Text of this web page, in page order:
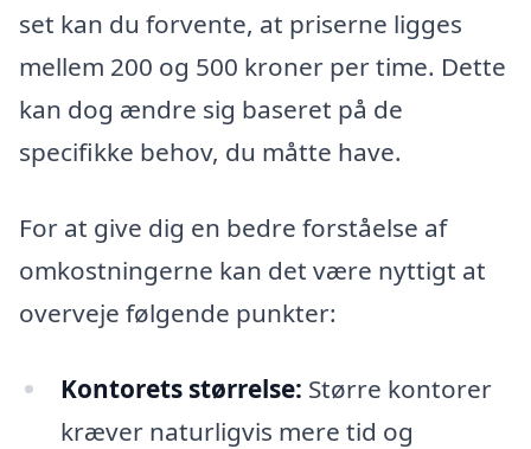
set kan du forvente, at priserne ligges
mellem 200 og 500 kroner per time. Dette
kan dog ændre sig baseret på de
specifikke behov, du måtte have.
For at give dig en bedre forståelse af
omkostningerne kan det være nyttigt at
overveje følgende punkter:
Kontorets størrelse: Større kontorer
kræver naturligvis mere tid og